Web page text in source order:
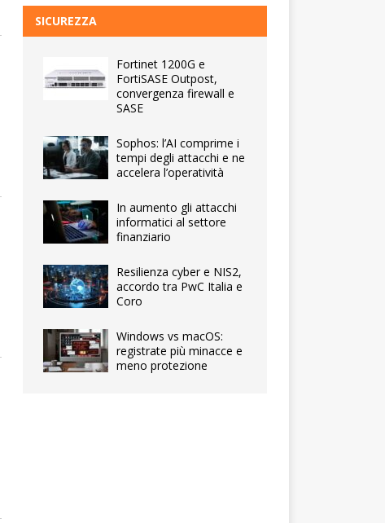
SICUREZZA
Fortinet 1200G e
FortiSASE Outpost,
convergenza firewall e
SASE
Sophos: l’AI comprime i
tempi degli attacchi e ne
accelera l’operatività
In aumento gli attacchi
informatici al settore
finanziario
Resilienza cyber e NIS2,
accordo tra PwC Italia e
Coro
Windows vs macOS:
registrate più minacce e
meno protezione